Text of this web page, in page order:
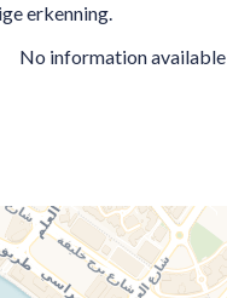
erkenning.
No information available